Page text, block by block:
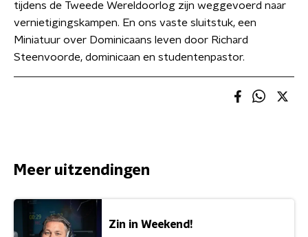
tijdens de Tweede Wereldoorlog zijn weggevoerd naar
vernietigingskampen. En ons vaste sluitstuk, een
Miniatuur over Dominicaans leven door Richard
Steenvoorde, dominicaan en studentenpastor.
Meer uitzendingen
Zin in Weekend!